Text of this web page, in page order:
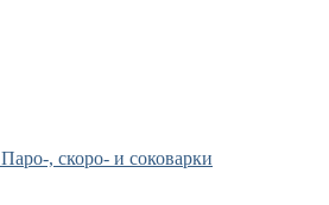
Паро-, скоро- и соковарки